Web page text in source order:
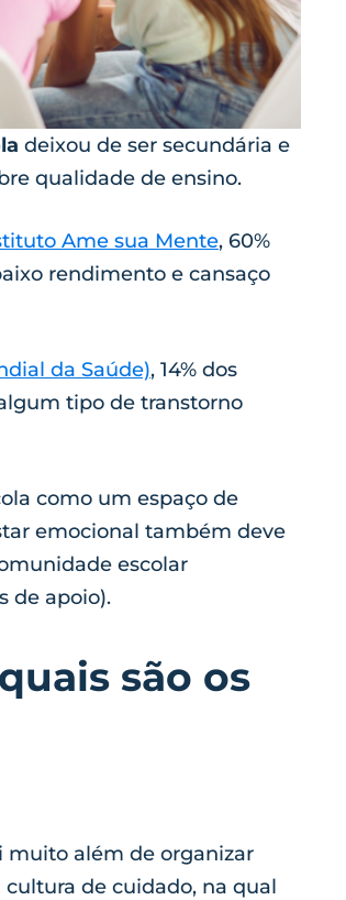
deixou de ser secundária e
qualidade de ensino.
Ame sua Mente, 60%
rendimento e cansaço
da Saúde), 14% dos
tipo de transtorno
como um espaço de
emocional também deve
escolar
de apoio).
são os
muito além de organizar
de cuidado, na qual